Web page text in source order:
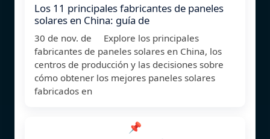
Los 11 principales fabricantes de paneles
solares en China: guía de
30 de nov. de Explore los principales
fabricantes de paneles solares en China, los
centros de producción y las decisiones sobre
cómo obtener los mejores paneles solares
fabricados en
📌